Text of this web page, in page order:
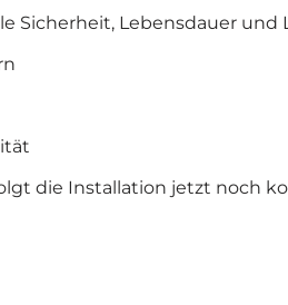
Sicherheit, Lebensdauer und
die Installation jetzt noch